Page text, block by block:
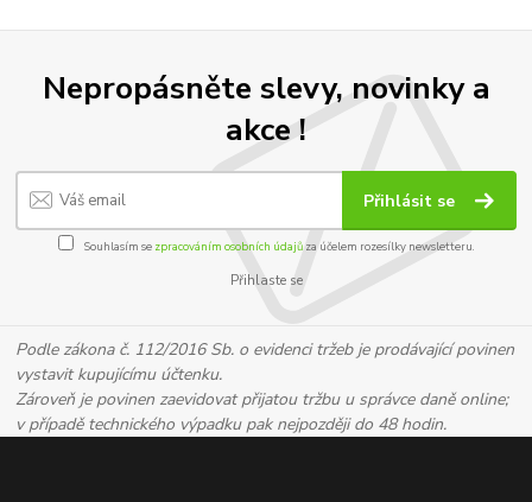
Nepropásněte slevy, novinky a
akce !
Přihlásit se
Souhlasím se zpracováním osobních údajůza účelem rozesílky newsletteru.
Přihlaste se
Podle zákona č. 112/2016 Sb. o evidenci tržeb je prodávající povinen
vystavit kupujícímu účtenku.
Zároveň je povinen zaevidovat přijatou tržbu u správce daně online;
v případě technického výpadku pak nejpozději do 48 hodin.